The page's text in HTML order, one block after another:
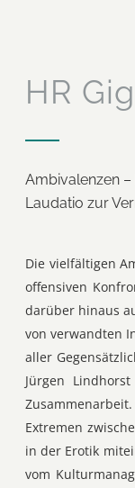
HR
Ambivalenzen
Laudatio zur
Die vielfältigen
offensiven
darüber hinaus
von verwandten
aller
Jürgen
Extremen
in der Erotik
vom